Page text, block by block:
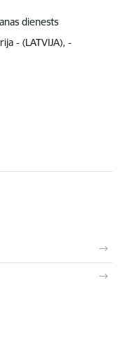
dienests
- (LATVIJA), -